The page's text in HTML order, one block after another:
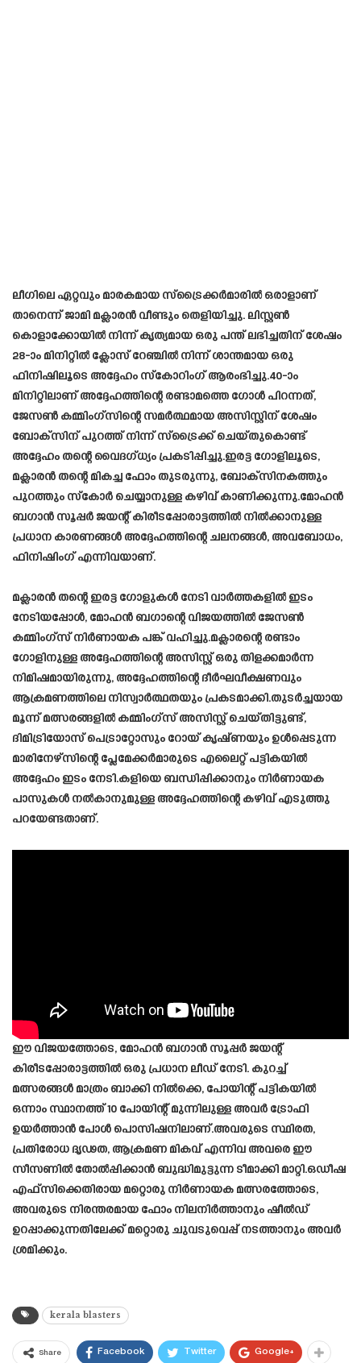
ലീഗിലെ ഏറ്റവും മാരകമായ സ്‌ട്രൈക്കർമാരിൽ ഒരാളാണ്
താനെന്ന് ജാമി മക്ലാരൻ വീണ്ടും തെളിയിച്ചു. ലിസ്റ്റൺ
കൊളാക്കോയിൽ നിന്ന് കൃത്യമായ ഒരു പന്ത് ലഭിച്ചതിന് ശേഷം
28-ാം മിനിറ്റിൽ ക്ലോസ് റേഞ്ചിൽ നിന്ന് ശാന്തമായ ഒരു
ഫിനിഷിലൂടെ അദ്ദേഹം സ്‌കോറിംഗ് ആരംഭിച്ചു.40-ാം
മിനിറ്റിലാണ് അദ്ദേഹത്തിന്റെ രണ്ടാമത്തെ ഗോൾ പിറന്നത്,
ജേസൺ കമ്മിംഗ്സിന്റെ സമർത്ഥമായ അസിസ്റ്റിന് ശേഷം
ബോക്സിന് പുറത്ത് നിന്ന് സ്ട്രൈക്ക് ചെയ്തുകൊണ്ട്
അദ്ദേഹം തന്റെ വൈദഗ്ധ്യം പ്രകടിപ്പിച്ചു.ഇരട്ട ഗോളിലൂടെ,
മക്ലാരൻ തന്റെ മികച്ച ഫോം തുടരുന്നു, ബോക്സിനകത്തും
പുറത്തും സ്കോർ ചെയ്യാനുള്ള കഴിവ് കാണിക്കുന്നു.മോഹൻ
ബഗാൻ സൂപ്പർ ജയന്റ് കിരീടപ്പോരാട്ടത്തിൽ നിൽക്കാനുള്ള
പ്രധാന കാരണങ്ങൾ അദ്ദേഹത്തിന്റെ ചലനങ്ങൾ, അവബോധം,
ഫിനിഷിംഗ് എന്നിവയാണ്.
മക്ലാരൻ തന്റെ ഇരട്ട ഗോളുകൾ നേടി വാർത്തകളിൽ ഇടം
നേടിയപ്പോൾ, മോഹൻ ബഗാന്റെ വിജയത്തിൽ ജേസൺ
കമ്മിംഗ്സ് നിർണായക പങ്ക് വഹിച്ചു.മക്ലാരന്റെ രണ്ടാം
ഗോളിനുള്ള അദ്ദേഹത്തിന്റെ അസിസ്റ്റ് ഒരു തിളക്കമാർന്ന
നിമിഷമായിരുന്നു, അദ്ദേഹത്തിന്റെ ദീർഘവീക്ഷണവും
ആക്രമണത്തിലെ നിസ്വാർത്ഥതയും പ്രകടമാക്കി.തുടർച്ചയായ
മൂന്ന് മത്സരങ്ങളിൽ കമ്മിംഗ്സ് അസിസ്റ്റ് ചെയ്തിട്ടുണ്ട്,
ദിമിട്രിയോസ് പെട്രാറ്റോസും റോയ് കൃഷ്ണയും ഉൾപ്പെടുന്ന
മാരിനേഴ്സിന്റെ പ്ലേമേക്കർമാരുടെ എലൈറ്റ് പട്ടികയിൽ
അദ്ദേഹം ഇടം നേടി.കളിയെ ബന്ധിപ്പിക്കാനും നിർണായക
പാസുകൾ നൽകാനുമുള്ള അദ്ദേഹത്തിന്റെ കഴിവ് എടുത്തു
പറയേണ്ടതാണ്.
ഈ വിജയത്തോടെ, മോഹൻ ബഗാൻ സൂപ്പർ ജയന്റ്
കിരീടപ്പോരാട്ടത്തിൽ ഒരു പ്രധാന ലീഡ് നേടി. കുറച്ച്
മത്സരങ്ങൾ മാത്രം ബാക്കി നിൽക്കെ, പോയിന്റ് പട്ടികയിൽ
ഒന്നാം സ്ഥാനത്ത് 10 പോയിന്റ് മുന്നിലുള്ള അവർ ട്രോഫി
ഉയർത്താൻ പോൾ പൊസിഷനിലാണ്.അവരുടെ സ്ഥിരത,
പ്രതിരോധ ദൃഢത, ആക്രമണ മികവ് എന്നിവ അവരെ ഈ
സീസണിൽ തോൽപ്പിക്കാൻ ബുദ്ധിമുട്ടുന്ന ടീമാക്കി മാറ്റി.ഒഡീഷ
എഫ്‌സിക്കെതിരായ മറ്റൊരു നിർണായക മത്സരത്തോടെ,
അവരുടെ നിരന്തരമായ ഫോം നിലനിർത്താനും ഷീൽഡ്
ഉറപ്പാക്കുന്നതിലേക്ക് മറ്റൊരു ചുവടുവെപ്പ് നടത്താനും അവർ
ശ്രമിക്കും.
kerala blasters
Share Facebook Twitter Google+